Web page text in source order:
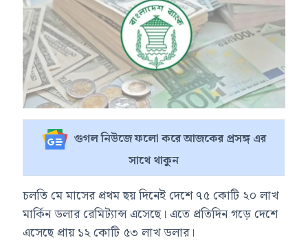
গুগল নিউজে ফলো করে আজকের প্রসঙ্গ এর
সাথে থাকুন
চলতি মে মাসের প্রথম ছয় দিনেই দেশে ৭৫ কোটি ২০ লাখ
মার্কিন ডলার রেমিট্যান্স এসেছে। এতে প্রতিদিন গড়ে দেশে
এসেছে প্রায় ১২ কোটি ৫৩ লাখ ডলার।